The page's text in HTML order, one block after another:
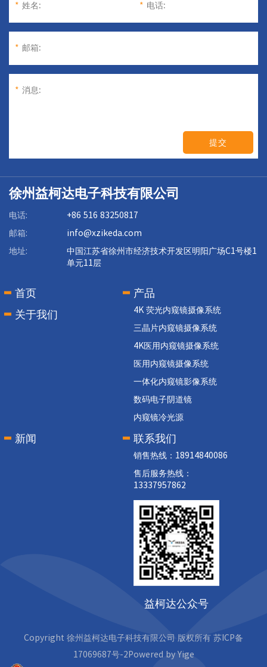
* 姓名: * 电话:
* 邮箱:
* 消息:
提交
徐州益柯达电子科技有限公司
电话: +86 516 83250817
邮箱: info@xzikeda.com
地址:
中国江苏省徐州市经济技术开发区明阳广场C1号楼1
单元11层
首页
关于我们
产品
4K 荧光内窥镜摄像系统
三晶片内窥镜摄像系统
4K医用内窥镜摄像系统
医用内窥镜摄像系统
一体化内窥镜影像系统
数码电子阴道镜
内窥镜冷光源
新闻 联系我们
销售热线：18914840086
售后服务热线：
13337957862
益柯达公众号
Copyright 徐州益柯达电子科技有限公司 版权所有 苏ICP备
17069687号-2Powered by Yige